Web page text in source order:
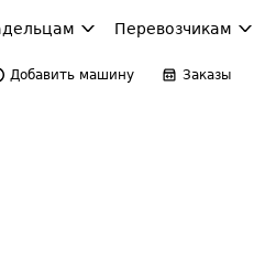
Перевозчикам
Добавить машину Заказы